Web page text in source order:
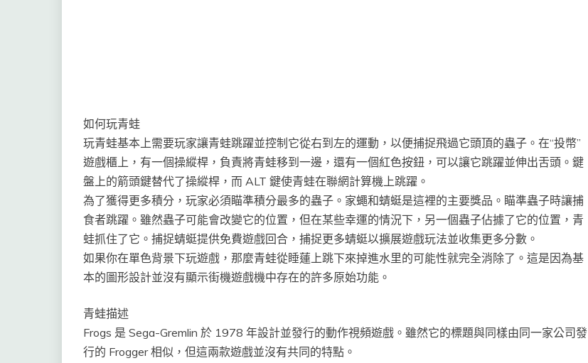
如何玩青蛙
玩青蛙基本上需要玩家讓青蛙跳躍並控制它從右到左的運動，以便捕捉飛過它頭頂的蟲子。在“投幣”
遊戲櫃上，有一個操縱桿，負責將青蛙移到一邊，還有一個紅色按鈕，可以讓它跳躍並伸出舌頭。鍵
盤上的箭頭鍵替代了操縱桿，而 ALT 鍵使青蛙在聯網計算機上跳躍。
為了獲得更多積分，玩家必須瞄準積分最多的蟲子。家蠅和蜻蜓是這裡的主要獎品。瞄準蟲子時讓捕
食者跳躍。雖然蟲子可能會改變它的位置，但在某些幸運的情況下，另一個蟲子佔據了它的位置，青
蛙抓住了它。捕捉蜻蜓提供免費遊戲回合，捕捉更多蜻蜓以擴展遊戲玩法並收集更多分數。
如果你在單色背景下玩遊戲，那麼青蛙從睡蓮上跳下來掉進水里的可能性就完全消除了。這是因為基
本的圖形設計並沒有顯示街機遊戲機中存在的許多原始功能。
青蛙描述
Frogs 是 Sega-Gremlin 於 1978 年設計並發行的動作視頻遊戲。雖然它的標題與同樣由同一家公司發
行的 Frogger 相似，但這兩款遊戲並沒有共同的特點。